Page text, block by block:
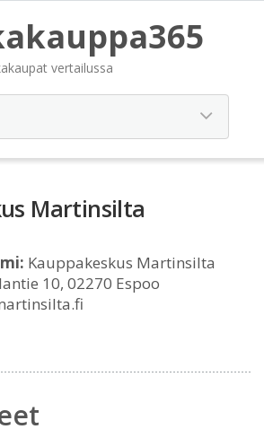
vertailussa
Martinsilta
Kauppakeskus Martinsilta
10, 02270 Espoo